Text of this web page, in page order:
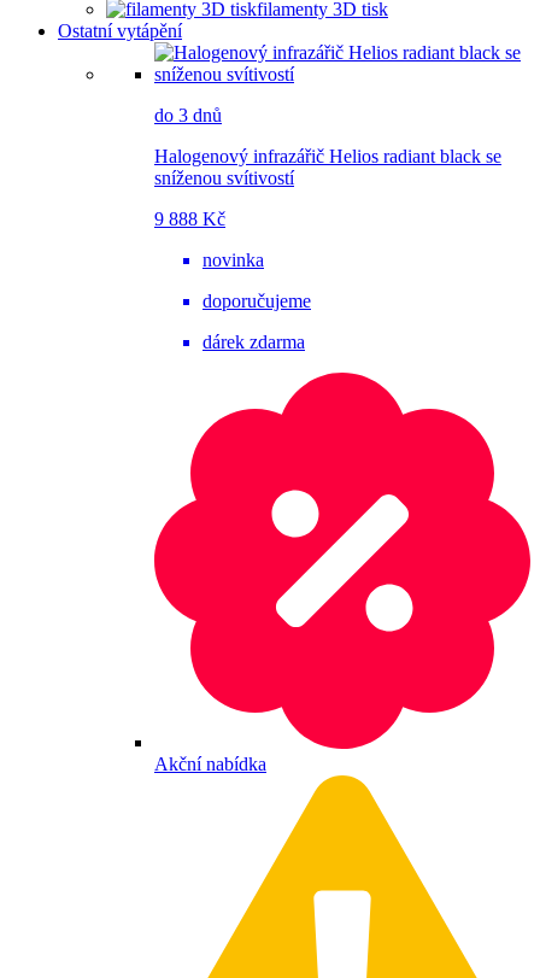
filamenty 3D tisk
Ostatní vytápění
do 3 dnů
Halogenový infrazářič Helios radiant black se
sníženou svítivostí
9 888 Kč
novinka
doporučujeme
dárek zdarma
Akční nabídka